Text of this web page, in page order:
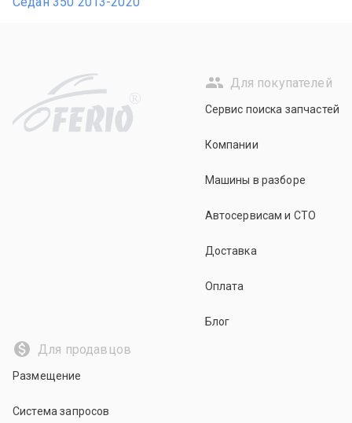
R
Для покупателей
Сервис поиска запчастей
Компании
Машины в разборе
Автосервисам и СТО
Доставка
Оплата
Блог
Для продавцов
Размещение
Система запросов